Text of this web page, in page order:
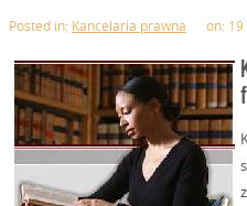
Posted in: Kancelaria prawna on: